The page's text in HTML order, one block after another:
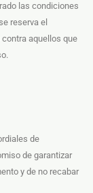
las condiciones
reserva el
aquellos que
de
de garantizar
y de no recabar